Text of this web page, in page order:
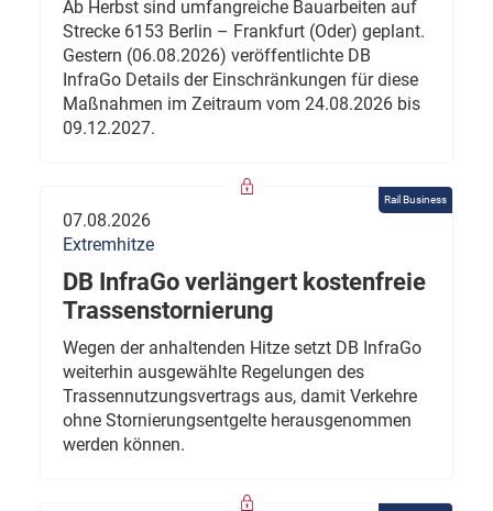
Ab Herbst sind umfangreiche Bauarbeiten auf
Strecke 6153 Berlin – Frankfurt (Oder) geplant.
Gestern (06.08.2026) veröffentlichte DB
InfraGo Details der Einschränkungen für diese
Maßnahmen im Zeitraum vom 24.08.2026 bis
09.12.2027.
Rail Business
07.08.2026
Extremhitze
DB InfraGo verlängert kostenfreie
Trassenstornierung
Wegen der anhaltenden Hitze setzt DB InfraGo
weiterhin ausgewählte Regelungen des
Trassennutzungsvertrags aus, damit Verkehre
ohne Stornierungsentgelte herausgenommen
werden können.